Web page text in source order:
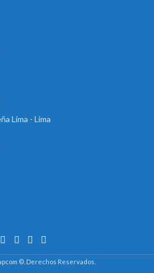
Lima - Lima
©. Derechos Reservados.